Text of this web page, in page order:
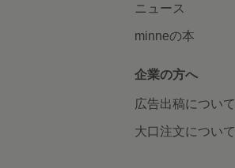
ニュース
minneの本
企業の方へ
広告出稿について
大口注文について